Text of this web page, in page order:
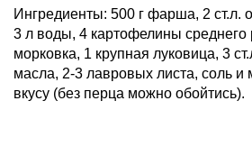
Ингредиенты: 500 г фарша, 2 ст.л.
3 л воды, 4 картофелины среднего
морковка, 1 крупная луковица, 3
масла, 2-3 лавровых листа, соль
вкусу (без перца можно обойтись).